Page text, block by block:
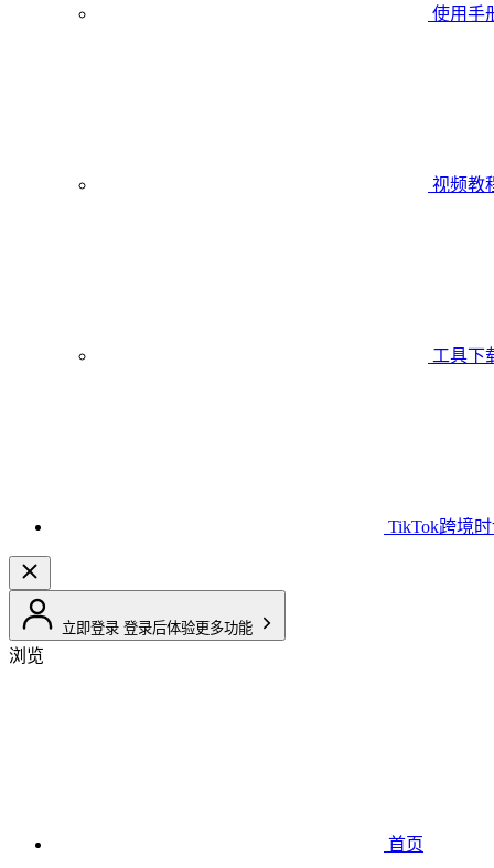
使用手
视频教
工具下
TikTok跨境
立即登录 登录后体验更多功能
浏览
首页